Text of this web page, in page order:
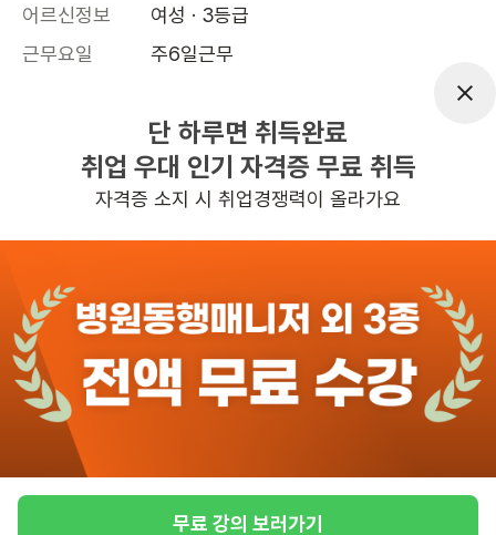
어르신정보
여성 · 3등급
근무요일
주6일근무
평일 : (근무시간) (오후) 4시 00분 ~ (오
후) 7시 00분, 주 6일 근무
높은급여
관심 일자리정보 더보기
6일전등록
반경 3KM 이내의 일자리 확인하기
단 하루면 취득완료
취업 우대 인기 자격증 무료 취득
자격증 소지 시 취업경쟁력이 올라가요
무료 강의 보러가기